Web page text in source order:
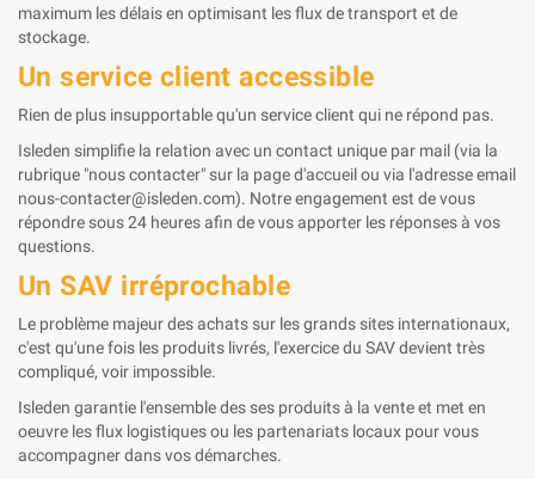
maximum les délais en optimisant les flux de transport et de
stockage.
Un service client accessible
Rien de plus insupportable qu'un service client qui ne répond pas.
Isleden simplifie la relation avec un contact unique par mail (via la
rubrique "nous contacter" sur la page d'accueil ou via l'adresse email
nous-contacter@isleden.com). Notre engagement est de vous
répondre sous 24 heures afin de vous apporter les réponses à vos
questions.
Un SAV irréprochable
Le problème majeur des achats sur les grands sites internationaux,
c'est qu'une fois les produits livrés, l'exercice du SAV devient très
compliqué, voir impossible.
Isleden garantie l'ensemble des ses produits à la vente et met en
oeuvre les flux logistiques ou les partenariats locaux pour vous
accompagner dans vos démarches.